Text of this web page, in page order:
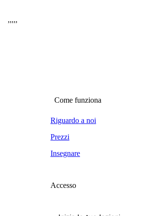
,,,,,
Come funziona
Riguardo a noi
Prezzi
Insegnare
Accesso